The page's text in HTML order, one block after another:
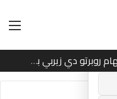
ساندرو تونالي: أقنعه مدرب توتنهام روبرتو دي زيربي بسرعة بالتوقيع